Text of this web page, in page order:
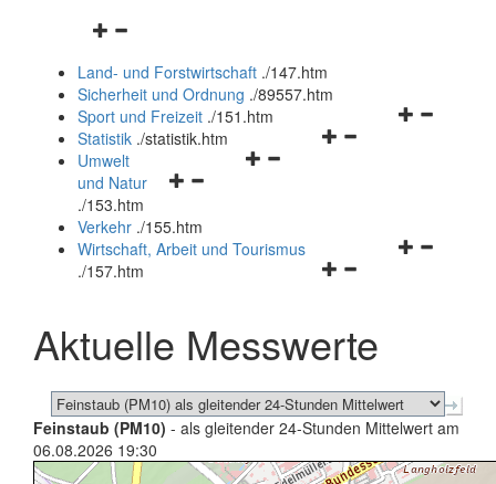
Navigationsmenü
und
schließen
Land- und Forstwirtschaft ./147.htm
Sicherheit und Ordnung ./89557.htm
Navigationsmenü
Sport und Freizeit ./151.htm
Navigationsmenü
Statistik ./statistik.htm
Navigationsmenü
und
schließen
Umwelt
und Natur
./153.htm
Verkehr ./155.htm
Navigationsmenü
schließen
Wirtschaft, Arbeit und Tourismus
./157.htm
Aktuelle Messwerte
Feinstaub (PM10) - als gleitender 24-Stunden Mittelwert am
06.08.2026 19:30